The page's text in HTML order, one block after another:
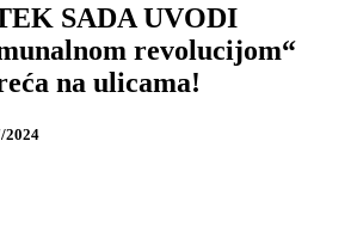
SADA UVODI
revolucijom“
na ulicama!
2024